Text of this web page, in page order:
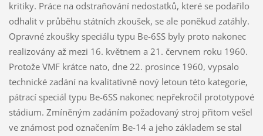
kritiky. Práce na odstraňování nedostatků, které se podařilo
odhalit v průběhu státních zkoušek, se ale poněkud zatáhly.
Opravné zkoušky speciálu typu Be-6SS byly proto nakonec
realizovány až mezi 16. květnem a 21. červnem roku 1960.
Protože VMF krátce nato, dne 22. prosince 1960, vypsalo
technické zadání na kvalitativně nový letoun této kategorie,
pátrací speciál typu Be-6SS nakonec nepřekročil prototypové
stádium. Zmíněným zadáním požadovaný stroj přitom vešel
ve známost pod označením Be-14 a jeho základem se stal